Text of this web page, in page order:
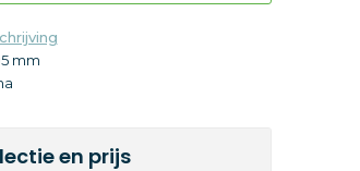
mm
en prijs